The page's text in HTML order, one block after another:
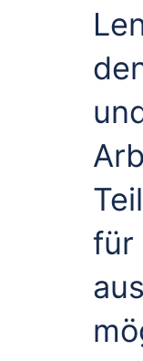
für